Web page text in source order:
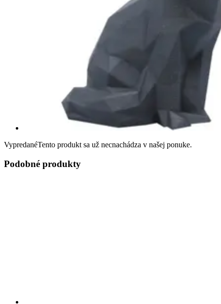
VypredanéTento produkt sa už necnachádza v našej ponuke.
Podobné produkty